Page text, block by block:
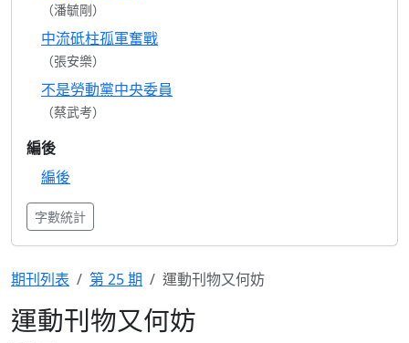
（潘毓剛）
中流砥柱孤軍奮戰
（張安樂）
不是勞動黨中央委員
（蔡武考）
編後
編後
字數統計
期刊列表 第 25 期 運動刊物又何妨
運動刊物又何妨